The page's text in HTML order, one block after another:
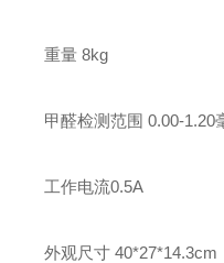
重量 8kg
甲醛检测范围 0.00-1.20
工作电流0.5A
外观尺寸